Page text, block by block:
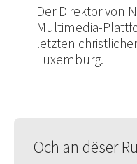
Der Direktor von
Multimedia-
letzten
Luxemburg.
Och an dëser